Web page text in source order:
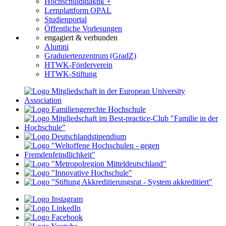
Lernplattform OPAL
Studienportal
Öffentliche Vorlesungen
engagiert & verbunden
Alumni
Graduiertenzentrum (GradZ)
HTWK-Förderverein
HTWK-Stiftung